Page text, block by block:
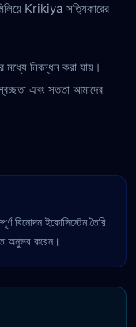
Krikiya সত্যিকারের
নিবন্ধন করা যায়।
এবং সততা আমাদের
বিনোদন ইকোসিস্টেম তৈরি
অনুভব করেন।